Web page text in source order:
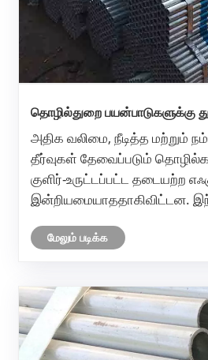
தொழில்துறை பயன்பாடுகளுக்கு
உருட்டப்பட்ட தடையற்ற ஸ்டீல்
வேண்டும்?
அதிக வலிமை, நீடித்த மற்றும்
தீர்வுகள் தேவைப்படும்
குளிர்-உருட்டப்பட்ட தடையற்ற
இன்றியமையாததாகிவிட்டன.
பயன்பாடுகள் மற்றும் தேர்வு
மேலும் படிக்க